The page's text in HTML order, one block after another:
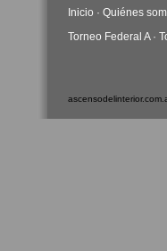
Inicio · Quiénes
Torneo Federal A·